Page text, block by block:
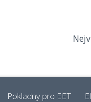
Pokladny pro EET